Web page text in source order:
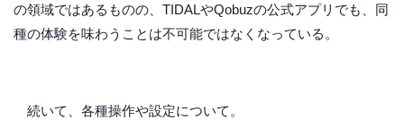
の領域ではあるものの、TIDALやQobuzの公式アプリでも、同
種の体験を味わうことは不可能ではなくなっている。
続いて、各種操作や設定について。